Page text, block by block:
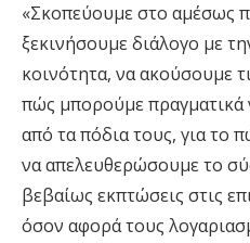
«Σκοπεύουμε στο αμέσως
ξεκινήσουμε διάλογο με
κοινότητα, να ακούσουμε
πώς μπορούμε πραγματικά
από τα πόδια τους, για το
να απελευθερώσουμε το
βεβαίως εκπτώσεις στις
όσον αφορά τους